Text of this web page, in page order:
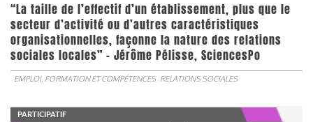
“La taille de l’effectif d’un établissement, plus que le
secteur d’activité ou d’autres caractéristiques
organisationnelles, façonne la nature des relations
sociales locales” - Jérôme Pélisse, SciencesPo
EMPLOI, FORMATION ET COMPÉTENCES RELATIONS SOCIALES
PARTICIPATIF